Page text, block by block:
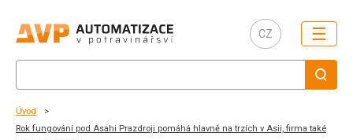
CZ ☰
Úvod
Rok fungování pod Asahi Prazdroji pomáhá hlavně na trzích v Asii, firma také